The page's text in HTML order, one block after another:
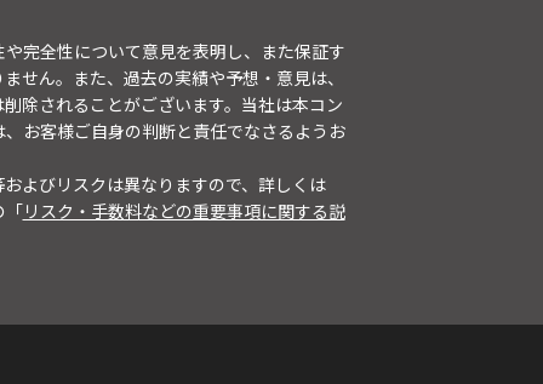
完全性について意見を表明し、また保証す
せん。また、過去の実績や予想・意見は、
除されることがございます。当社は本コン
お客様ご自身の判断と責任でなさるようお
よびリスクは異なりますので、詳しくは
「リスク・手数料などの重要事項に関する説